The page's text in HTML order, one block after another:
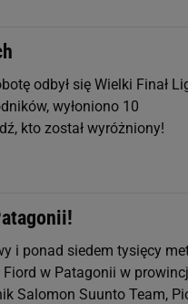
odbył się Wielki Finał
wyłoniono 10
kto został wyróżniony!
i ponad siedem tysięcy
w Patagonii w
Salomon Suunto Team,